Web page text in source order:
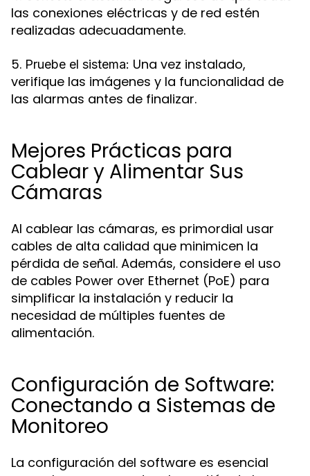
las conexiones eléctricas y de red estén
realizadas adecuadamente.
5. Pruebe el sistema: Una vez instalado,
verifique las imágenes y la funcionalidad de
las alarmas antes de finalizar.
Mejores Prácticas para
Cablear y Alimentar Sus
Cámaras
Al cablear las cámaras, es primordial usar
cables de alta calidad que minimicen la
pérdida de señal. Además, considere el uso
de cables Power over Ethernet (PoE) para
simplificar la instalación y reducir la
necesidad de múltiples fuentes de
alimentación.
Configuración de Software:
Conectando a Sistemas de
Monitoreo
La configuración del software es esencial